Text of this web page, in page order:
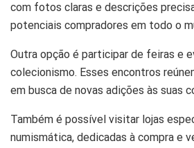
com fotos claras e descrições
potenciais compradores em todo o
Outra opção é participar de feiras e
colecionismo. Esses encontros
em busca de novas adições às suas
Também é possível visitar lojas
numismática, dedicadas à compra e